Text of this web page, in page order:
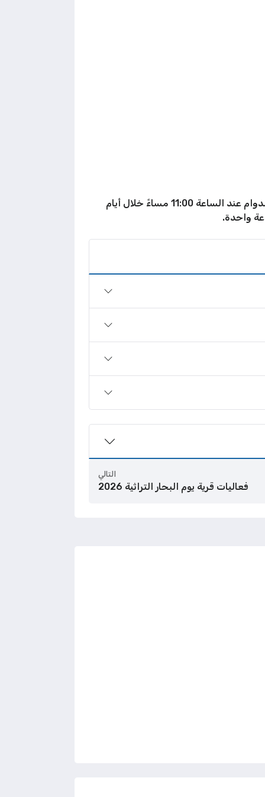
يبدأ عمل قرية يوم البحار العالمية لعام 2025م عند الساعة 10:00 صباحًا طيلة أيام الأسبوع، ويحين وقت نهاية الدوام عند الساعة 11:00 مساءً خلال أيام
التالي
فعاليات قرية يوم البحار التراثية 2026